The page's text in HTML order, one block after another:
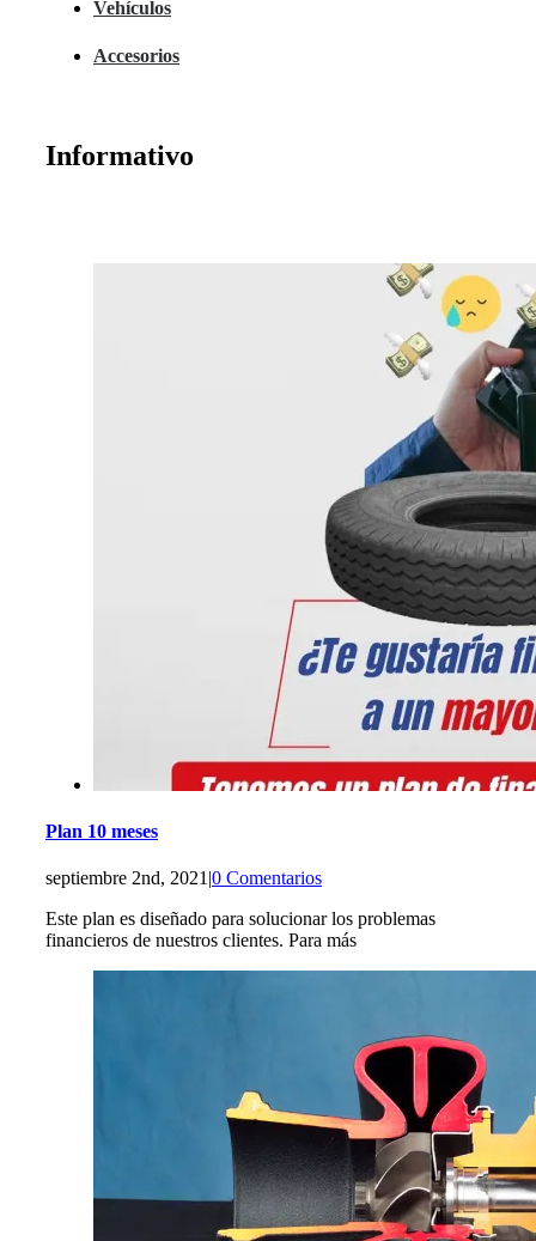
Vehículos
Accesorios
Informativo
Plan 10 meses
septiembre 2nd, 2021 |0 Comentarios
Este plan es diseñado para solucionar los problemas
financieros de nuestros clientes. Para más